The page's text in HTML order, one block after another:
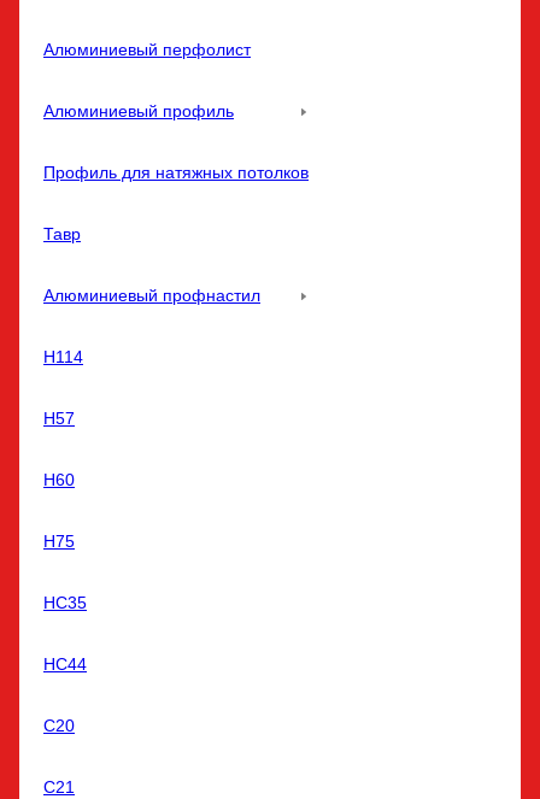
Алюминиевый перфолист
Алюминиевый профиль
Профиль для натяжных потолков
Тавр
Алюминиевый профнастил
Н114
Н57
Н60
Н75
НС35
НС44
С20
С21